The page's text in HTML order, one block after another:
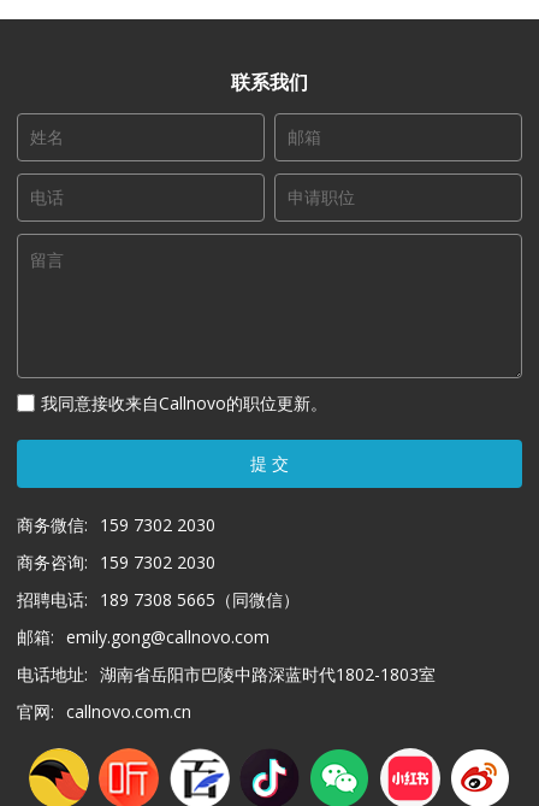
联系我们
我同意接收来自Callnovo的职位更新。
提 交
商务微信:
159 7302 2030
商务咨询:
159 7302 2030
招聘电话:
189 7308 5665（同微信）
邮箱: emily.gong@callnovo.com
电话地址: 湖南省岳阳市巴陵中路深蓝时代1802-1803室
官网: callnovo.com.cn